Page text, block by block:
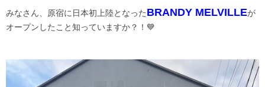
みなさん、原宿に日本初上陸となったBRANDY MELVILLEが
オープンしたこと知っていますか？！💙